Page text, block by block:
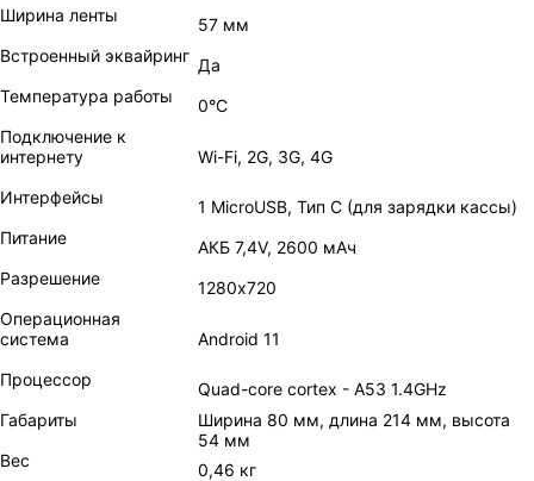
Ширина ленты
57 мм
Встроенный эквайринг Да
Температура работы
0°C
Подключение к
интернету
Wi-Fi, 2G, 3G, 4G
Интерфейсы
1 MicroUSB, Тип C (для зарядки кассы)
Питание
АКБ 7,4V, 2600 мАч
Разрешение
1280х720
Операционная
система
Android 11
Процессор
Quad-core cortex - A53 1.4GHz
Габариты
Ширина 80 мм, длина 214 мм, высота
54 мм
Вес
0,46 кг